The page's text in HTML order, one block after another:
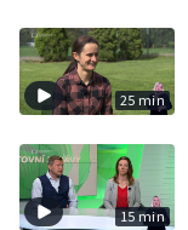
25 min
15 min